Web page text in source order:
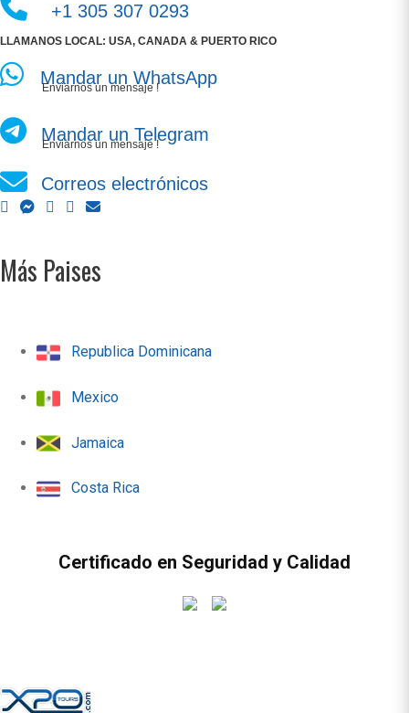
+1 305 307 0293
LLAMANOS LOCAL: USA, CANADA & PUERTO RICO
Mandar un WhatsApp
Enviarnos un mensaje !
Mandar un Telegram
Enviarnos un mensaje !
Correos electrónicos
Más Paises
Republica Dominicana
Mexico
Jamaica
Costa Rica
Certificado en Seguridad y Calidad